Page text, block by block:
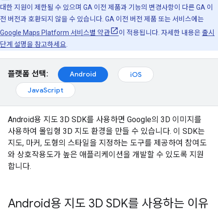
대한 지원이 제한될 수 있으며 GA 이전 제품과 기능의 변경사항이 다른 GA 이
전 버전과 호환되지 않을 수 있습니다. GA 이전 버전 제품 또는 서비스에는
Google Maps Platform 서비스별 약관
이 적용됩니다. 자세한 내용은출시
단계 설명을 참고하세요
플랫폼 선택: Android
iOS
JavaScript
Android용 지도 3D SDK를 사용하면 Google의 3D 이미지를
사용하여 몰입형 3D 지도 환경을 만들 수 있습니다. 이 SDK는
지도, 마커, 도형의 스타일을 지정하는 도구를 제공하여 참여도
와 상호작용도가 높은 애플리케이션을 개발할 수 있도록 지원
합니다.
Android용 지도 3D SDK를 사용하는 이유